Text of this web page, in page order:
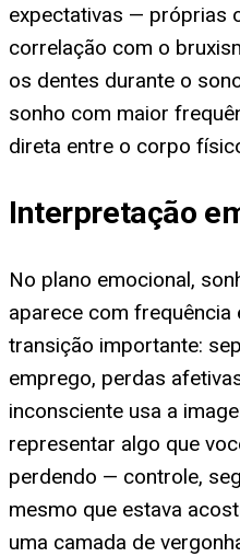
expectativas — próprias
correlação com o
os dentes durante o
sonho com maior
direta entre o corpo
Interpretação
No plano emocional,
aparece com frequência
transição importante:
emprego, perdas
inconsciente usa a
representar algo que
perdendo — controle,
mesmo que estava
uma camada de